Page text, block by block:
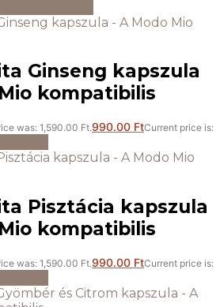
Ginseng kapszula
kompatibilis
was: 1,590.00 Ft.990.00 FtCurrent price is:
Pisztácia kapszula
kompatibilis
was: 1,590.00 Ft.990.00 FtCurrent price is: